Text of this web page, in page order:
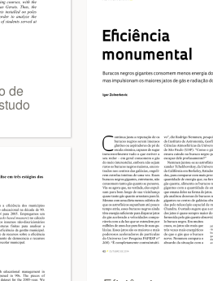
de